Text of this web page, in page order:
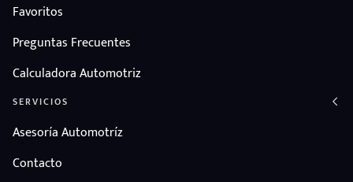
Favoritos
Preguntas Frecuentes
Calculadora Automotriz
SERVICIOS
Asesoría Automotríz
Contacto